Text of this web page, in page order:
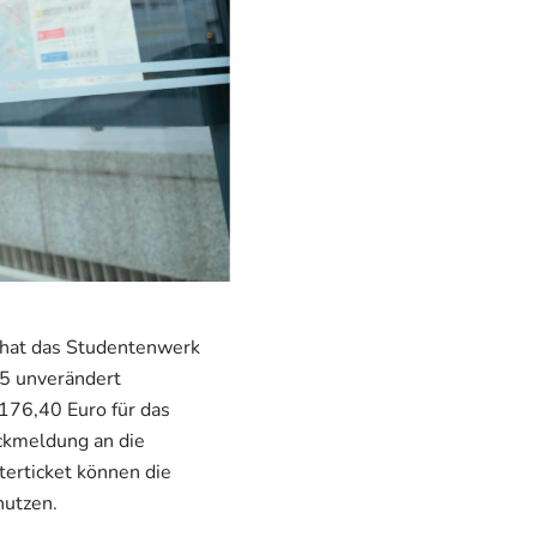
das Studentenwerk
unverändert
Euro für das
an die
können die